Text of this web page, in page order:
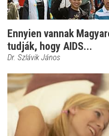
Ennyien vannak
tudják, hogy AIDS...
Dr. Szlávik János